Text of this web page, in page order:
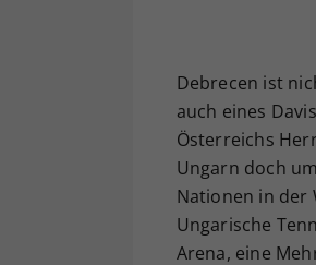
Debrecen ist
auch eines
Österreichs
Ungarn doch
Nationen in der
Ungarische
Arena, eine